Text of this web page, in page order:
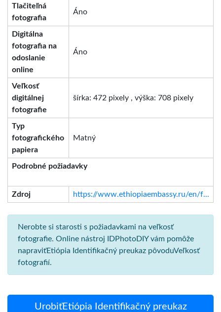
Tlačiteľná
fotografia
Áno
Digitálna
fotografia na
odoslanie
online
Áno
Veľkosť
digitálnej
fotografie
šírka: 472 pixely , výška: 708 pixely
Typ
fotografického
papiera
Matný
Podrobné požiadavky
Zdroj https://www.ethiopiaembassy.ru/en/f...
Nerobte si starosti s požiadavkami na veľkosť
fotografie. Online nástroj IDPhotoDIY vám pomôže
napraviťEtiópia Identifikačný preukaz pôvoduVeľkosť
fotografií.
UrobiťEtiópia Identifikačný preukaz